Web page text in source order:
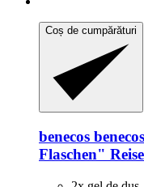
Coș de cumpărături
benecos
Flaschen"